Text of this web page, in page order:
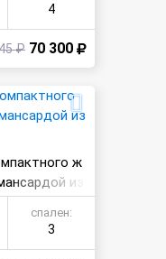
4
₽ 70 300
ж
из
спален:
3